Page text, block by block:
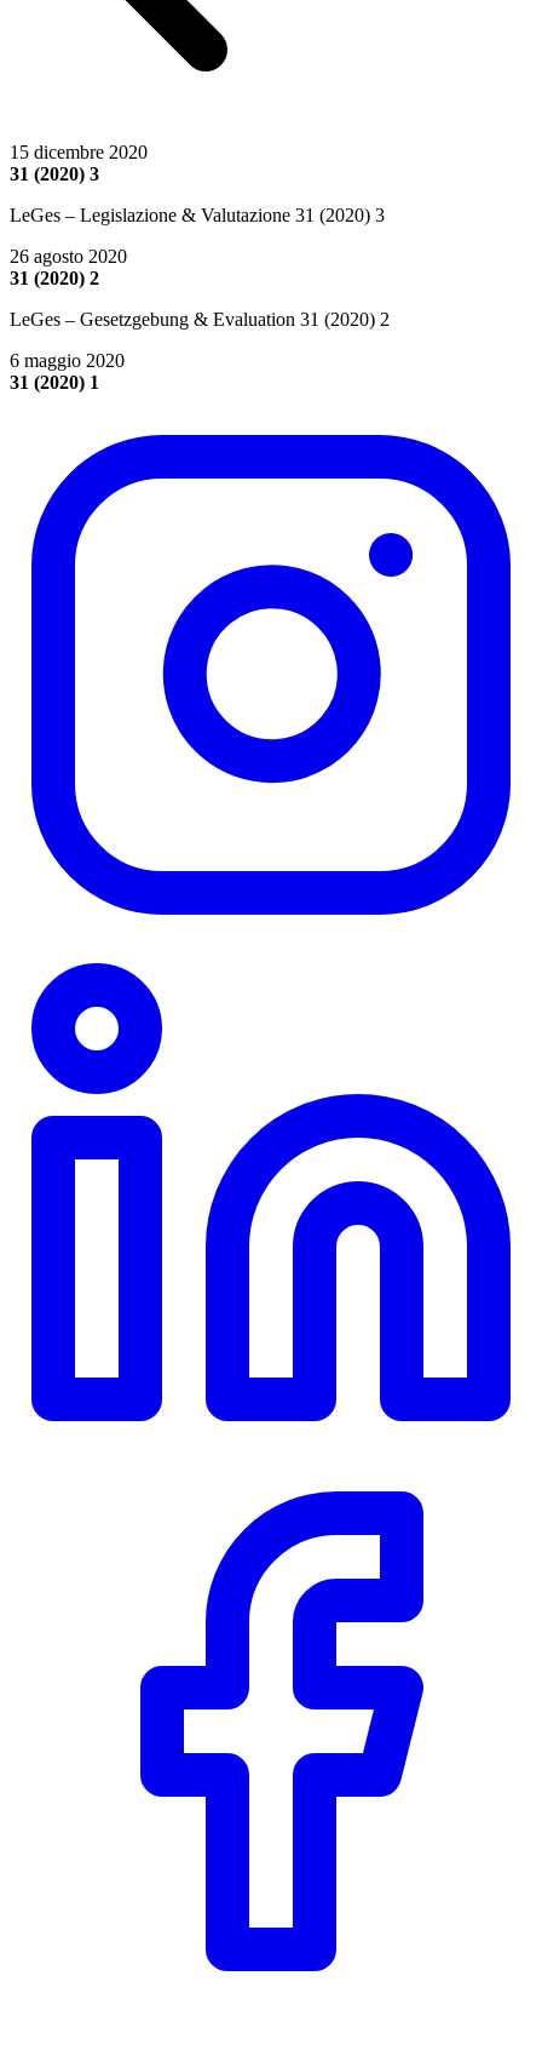
15 dicembre 2020
31 (2020) 3
LeGes – Legislazione & Valutazione 31 (2020) 3
26 agosto 2020
31 (2020) 2
LeGes – Gesetzgebung & Evaluation 31 (2020) 2
6 maggio 2020
31 (2020) 1